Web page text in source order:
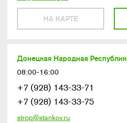
НА КАРТЕ
Донецкая Народная
08:00-16:00
+7 (928) 143-33-71
+7 (928) 143-33-75
strop@stankov.ru